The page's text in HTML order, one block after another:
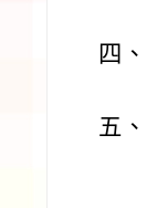
四、
五、